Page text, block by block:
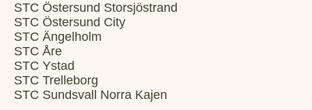
STC Östersund Storsjöstrand
STC Östersund City
STC Ängelholm
STC Åre
STC Ystad
STC Trelleborg
STC Sundsvall Norra Kajen